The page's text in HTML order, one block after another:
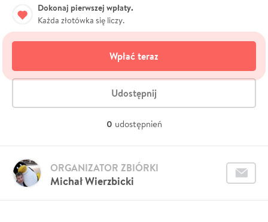
Dokonaj pierwszej wpłaty.
Każda złotówka się liczy.
Wpłać teraz
Udostępnij
0 udostępnień
Michał Wierzbicki
ORGANIZATOR ZBIÓRKI